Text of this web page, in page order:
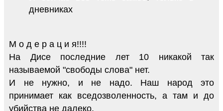
дневниках
М о д е р а ц и я!!!!
На Дисе последние лет 10 никакой так
называемой "свободы слова" нет.
И не нужно, и не надо. Наш народ это
принимает как вседозволенность, а там и до
убийства не далеко.